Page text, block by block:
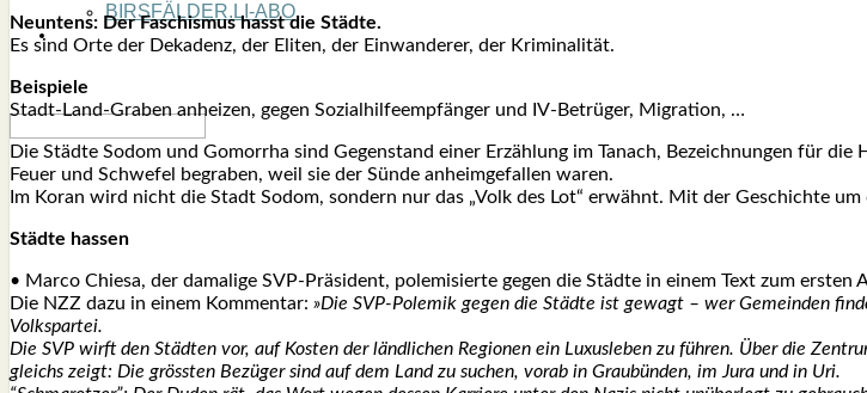
BIRSFÄLDER.LI-ABO
SHOUT­BOX
Neun­tens: Der Faschis­mus hasst die Städ­te.
Es sind Orte der Deka­denz, der Eli­ten, der Ein­wan­de­rer, der Kri­mi­na­li­tät.
Bei­spie­le
Stadt-Land-Gra­ben anhei­zen, gegen Sozi­al­hil­fe­emp­fän­ger und IV-Betrü­ger, Migra­ti­on, …
Die Städ­te Sodom und Gomor­rha sind Gegen­stand einer Erzäh­lung im Tanach, Bezeich­nun­gen für
Feu­er und Schwe­fel begra­ben, weil sie der Sün­de anheim­ge­fal­len waren.
Im Koran wird nicht die Stadt Sodom, son­dern nur das „Volk des Lot“ erwähnt. Mit der Geschich­te
Städ­te has­sen
• Mar­co Chie­sa, der dama­li­ge SVP-Prä­si­dent, pole­mi­sier­te gegen die Städ­te in einem Text zum ers­ten
Die NZZ dazu in einem Kom­men­tar: »Die SVP-Pole­mik gegen die Städ­te ist gewagt – wer Gemein­den
Volks­par­tei.
Die SVP wirft den Städ­ten vor, auf Kos­ten der länd­li­chen Regio­nen ein Luxus­le­ben zu füh­ren. Über die
gleichs zeigt: Die gröss­ten Bezü­ger sind auf dem Land zu suchen, vor­ab in Grau­bün­den, im Jura und in Uri.